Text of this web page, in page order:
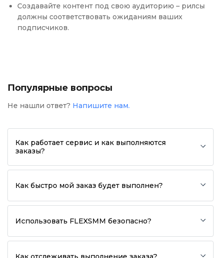
Создавайте контент под свою аудиторию – рилсы
должны соответствовать ожиданиям ваших
подписчиков.
Популярные вопросы
Не нашли ответ? Напишите нам.
Как работает сервис и как выполняются
заказы?
Как быстро мой заказ будет выполнен?
Использовать FLEXSMM безопасно?